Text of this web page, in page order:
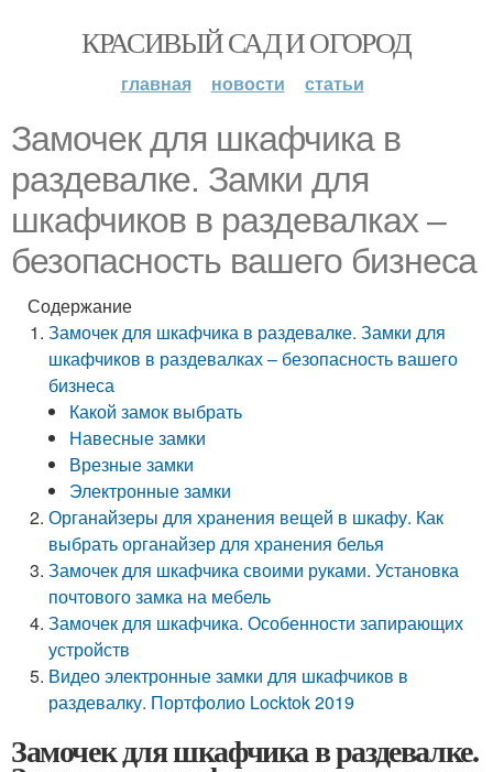
КРАСИВЫЙ САД И ОГОРОД
главная новости статьи
Замочек для шкафчика в
раздевалке. Замки для
шкафчиков в раздевалках –
безопасность вашего бизнеса
Содержание
Замочек для шкафчика в раздевалке. Замки для
шкафчиков в раздевалках – безопасность вашего
бизнеса
Какой замок выбрать
Навесные замки
Врезные замки
Электронные замки
Органайзеры для хранения вещей в шкафу. Как
выбрать органайзер для хранения белья
Замочек для шкафчика своими руками. Установка
почтового замка на мебель
Замочек для шкафчика. Особенности запирающих
устройств
Видео электронные замки для шкафчиков в
раздевалку. Портфолио Locktok 2019
Замочек для шкафчика в раздевалке.